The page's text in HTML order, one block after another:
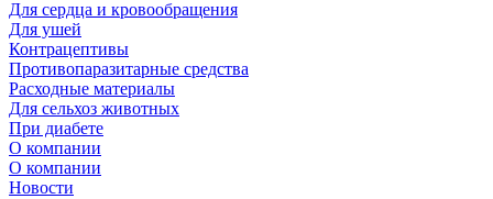
Для сердца и кровообращения
Для ушей
Контрацептивы
Противопаразитарные средства
Расходные материалы
Для сельхоз животных
При диабете
О компании
О компании
Новости